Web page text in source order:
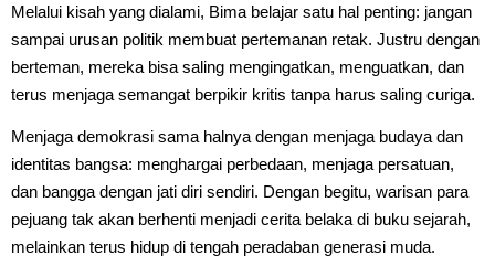
Melalui kisah yang dialami, Bima belajar satu hal penting: jangan
sampai urusan politik membuat pertemanan retak. Justru dengan
berteman, mereka bisa saling mengingatkan, menguatkan, dan
terus menjaga semangat berpikir kritis tanpa harus saling curiga.
Menjaga demokrasi sama halnya dengan menjaga budaya dan
identitas bangsa: menghargai perbedaan, menjaga persatuan,
dan bangga dengan jati diri sendiri. Dengan begitu, warisan para
pejuang tak akan berhenti menjadi cerita belaka di buku sejarah,
melainkan terus hidup di tengah peradaban generasi muda.